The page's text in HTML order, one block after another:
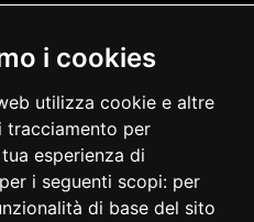
i cookies
utilizza cookie e altre
tracciamento per
esperienza di
i seguenti scopi: per
di base del sito